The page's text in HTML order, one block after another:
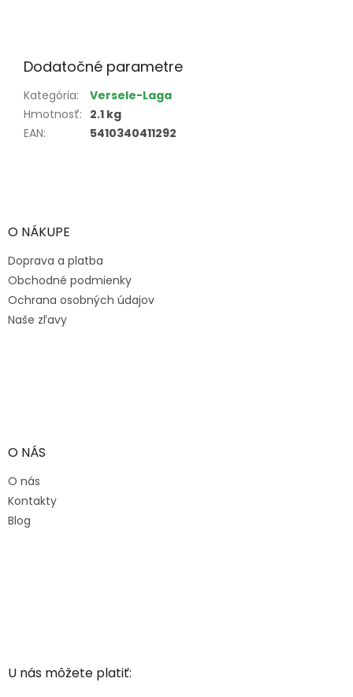
Dodatočné parametre
Kategória:
Versele-Laga
Hmotnosť: 2.1 kg
EAN: 5410340411292
ä
e
O NÁKUPE
Doprava a platba
Obchodné podmienky
Ochrana osobných údajov
Naše zľavy
O NÁS
O nás
Kontakty
Blog
U nás môžete platiť: